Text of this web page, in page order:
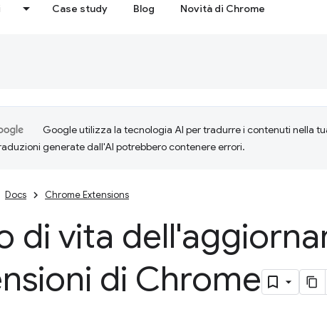
Case study Blog Novità di Chrome
Google utilizza la tecnologia AI per tradurre i contenuti nella
generate dall'AI potrebbero contenere errori.
Docs Chrome Extensions
di vita
di Chrome